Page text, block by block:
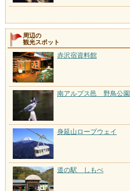
周辺の
観光スポット
赤沢宿資料館
南アルプス邑 野鳥公園
身延山ロープウェイ
道の駅 しもべ